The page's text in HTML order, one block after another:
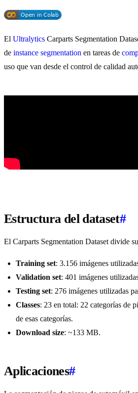
El Ultralytics Carparts Segmentation
de instance segmentation en tareas de
uso que van desde el control de calidad
Estructura del dataset#
El Carparts Segmentation Dataset divide
Training set: 3.156 imágenes
Validation set: 401 imágenes
Testing set: 276 imágenes utilizadas
Classes: 23 en total: 22 categorías de
de esas categorías.
Download size: ~133 MB.
Aplicaciones#